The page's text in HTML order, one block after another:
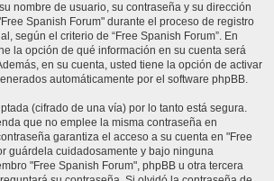
nombre de usuario, su contraseña y su dirección
Spanish Forum" durante el proceso de registro
según el criterio de “Free Spanish Forum”. En
la opción de qué información en su cuenta será
en su cuenta, usted tiene la opción de activar
automáticamente por el software phpBB.
(cifrado de una vía) por lo tanto está segura.
que no emplee la misma contraseña en
garantiza el acceso a su cuenta en "Free
guárdela cuidadosamente y bajo ninguna
"Free Spanish Forum", phpBB u otra tercera